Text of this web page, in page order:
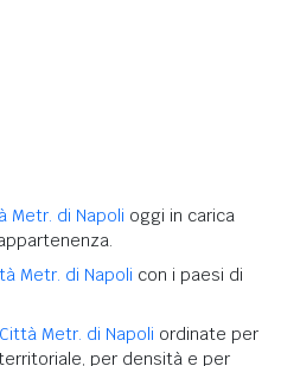
Metr. di Napoli oggi in carica
Metr. di Napoli con i paesi di
Metr. di Napoli ordinate per
per densità e per